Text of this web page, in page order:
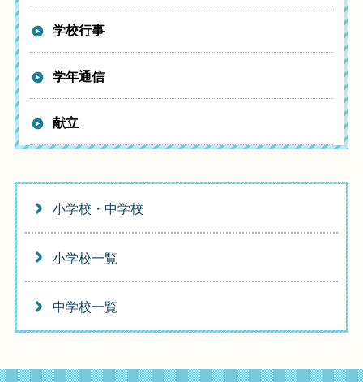
学校行事
学年通信
献立
小学校・中学校
小学校一覧
中学校一覧